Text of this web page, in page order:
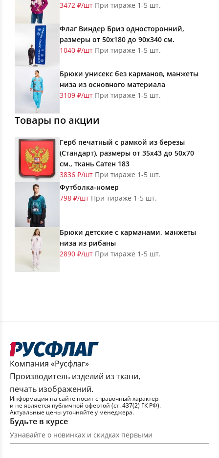
3472 ₽/шт При тираже 1-5 шт.
Флаг Виндер Бриз односторонний,
размеры от 50х180 до 90х340 см.
1040 ₽/шт При тираже 1-5 шт.
Брюки унисекс без карманов, манжеты
низа из основного материала
3109 ₽/шт При тираже 1-5 шт.
Товары по акции
Герб печатный с рамкой из березы
(Стандарт), размеры от 35х43 до 50х70
см., ткань Сатен 183
3836 ₽/шт При тираже 1-5 шт.
Футболка-номер
798 ₽/шт При тираже 1-5 шт.
Брюки детские с карманами, манжеты
низа из рибаны
2890 ₽/шт При тираже 1-5 шт.
Компания «Русфлаг»
Производитель изделий из ткани,
печать изображений.
Информация на сайте носит справочный характер
и не является публичной офертой (ст. 437(2) ГК РФ).
Актуальные цены уточняйте у менеджера.
Будьте в курсе
Узнавайте о новинках и скидках первыми